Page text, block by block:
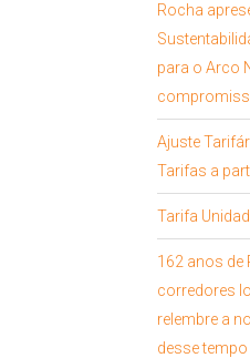
Rocha
para o Arco
Ajuste
Tarifas a
Tarifa
162 anos de
corredores
relembre a
desse tempo